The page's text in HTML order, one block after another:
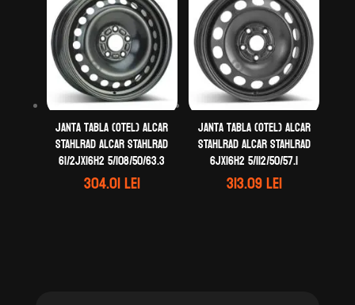
Janta tabla (otel) ALCAR
STAHLRAD ALCAR STAHLRAD
61/2Jx16H2 5/108/50/63.3
304.01lei
Janta tabla (otel) ALCAR
STAHLRAD ALCAR STAHLRAD
6Jx16H2 5/112/50/57.1
313.09lei